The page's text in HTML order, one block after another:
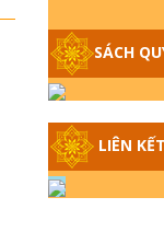
SÁCH
LIÊN